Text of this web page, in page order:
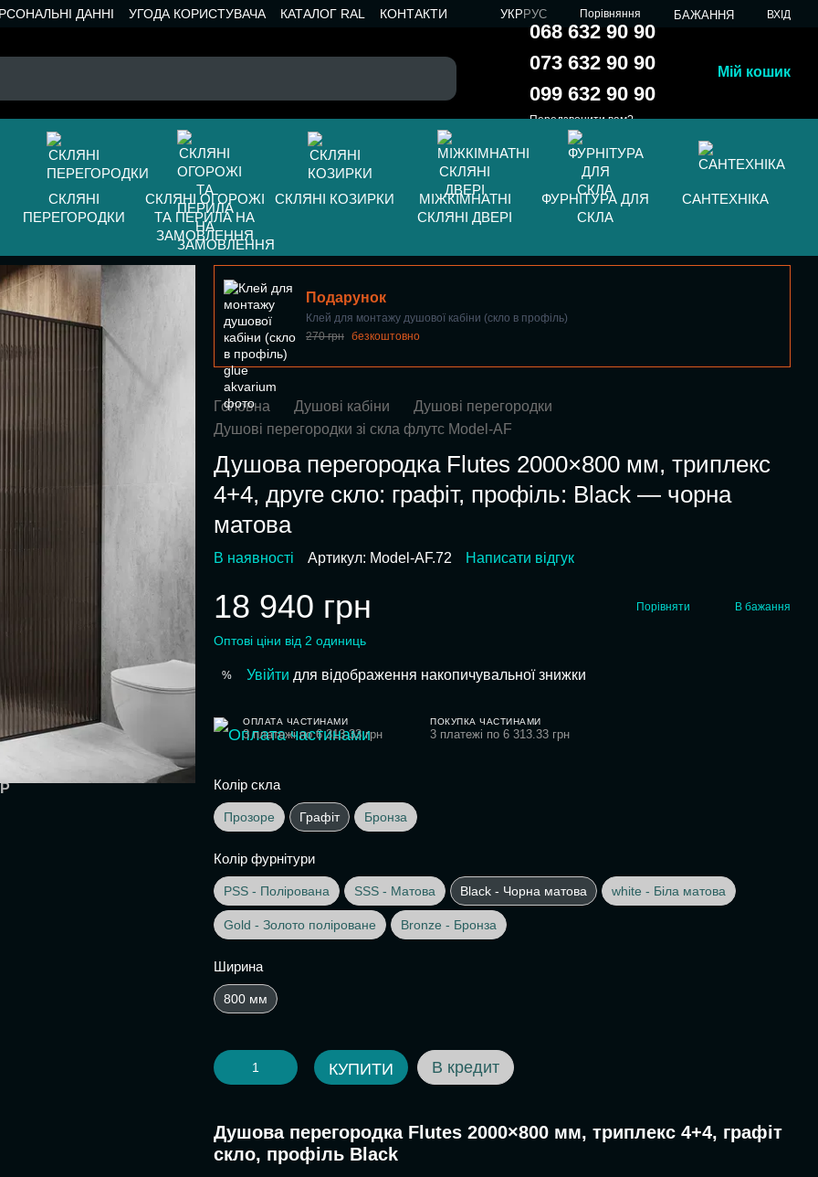
ДАННІ УГОДА КОРИСТУВАЧА КАТАЛОГ RAL КОНТАКТИ УКРРУС Порівняння БАЖАННЯ ВХІД
068 632 90 90
073 632 90 90
099 632 90 90
Передзвонити вам?
Мій кошик
СКЛЯНІ
ПЕРЕГОРОДКИ
СКЛЯНІ ОГОРОЖІ
ТА ПЕРИЛА НА
ЗАМОВЛЕННЯ
СКЛЯНІ КОЗИРКИ
МІЖКІМНАТНІ
СКЛЯНІ ДВЕРІ
ФУРНІТУРА ДЛЯ
СКЛА
САНТЕХНІКА
Подарунок
Клей для монтажу душової кабіни (скло в профіль)
270 грн безкоштовно
Головна Душові кабіни
Душові перегородки
Душові перегородки зі скла флутс Model-AF
Душова перегородка Flutes 2000×800 мм, триплекс
4+4, друге скло: графіт, профіль: Black — чорна
матова
В наявності Артикул: Model-AF.72 Написати відгук
18 940 грн Порівняти В бажання
Оптові ціни від 2 одиниць
% Увійти для відображення накопичувальної знижки
ОПЛАТА ЧАСТИНАМИ
3 платежі по 6 313.33 грн
ПОКУПКА ЧАСТИНАМИ
3 платежі по 6 313.33 грн
Колір скла
Прозоре Графіт Бронза
Колір фурнітури
PSS - Полірована SSS - Матова Black - Чорна матова white - Біла матова
Gold - Золото поліроване Bronze - Бронза
Ширина
800 мм
КУПИТИ В кредит
Душова перегородка Flutes 2000×800 мм, триплекс 4+4, графіт
скло, профіль Black